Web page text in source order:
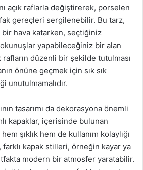
açık raflarla değiştirerek, porselen
gereçleri sergilenebilir. Bu tarz,
bir hava katarken, seçtiğiniz
yapabileceğiniz bir alan
rafların düzenli bir şekilde tutulması
önüne geçmek için sık sık
unutulmamalıdır.
tasarımı da dekorasyona önemli
kapaklar, içerisinde bulunan
şıklık hem de kullanım kolaylığı
farklı kapak stilleri, örneğin kayar ya
modern bir atmosfer yaratabilir.